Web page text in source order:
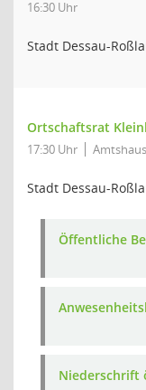
16:30 Uhr
Stadt Dessau-
Ortschaftsrat
17:30 Uhr
Stadt Dessau-
Öffentliche
Niederschrift